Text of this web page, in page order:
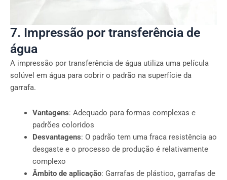
7. Impressão por transferência de
água
A impressão por transferência de água utiliza uma película
solúvel em água para cobrir o padrão na superfície da
garrafa.
Vantagens: Adequado para formas complexas e
padrões coloridos
Desvantagens: O padrão tem uma fraca resistência ao
desgaste e o processo de produção é relativamente
complexo
Âmbito de aplicação: Garrafas de plástico, garrafas de